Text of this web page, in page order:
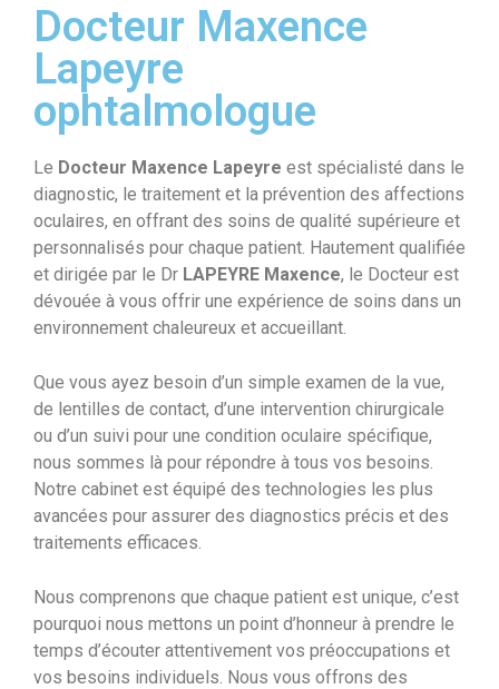
Docteur Maxence
Lapeyre
ophtalmologue
Le Docteur Maxence Lapeyre est spécialisté dans le
diagnostic, le traitement et la prévention des affections
oculaires, en offrant des soins de qualité supérieure et
personnalisés pour chaque patient. Hautement qualifiée
et dirigée par le Dr LAPEYRE Maxence, le Docteur est
dévouée à vous offrir une expérience de soins dans un
environnement chaleureux et accueillant.
Que vous ayez besoin d’un simple examen de la vue,
de lentilles de contact, d’une intervention chirurgicale
ou d’un suivi pour une condition oculaire spécifique,
nous sommes là pour répondre à tous vos besoins.
Notre cabinet est équipé des technologies les plus
avancées pour assurer des diagnostics précis et des
traitements efficaces.
Nous comprenons que chaque patient est unique, c’est
pourquoi nous mettons un point d’honneur à prendre le
temps d’écouter attentivement vos préoccupations et
vos besoins individuels. Nous vous offrons des